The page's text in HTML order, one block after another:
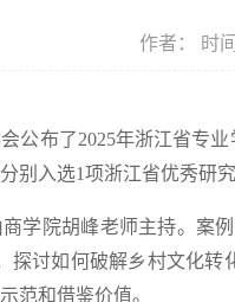
作者： 时
公布了2025年浙江省专
别入选1项浙江省优秀研
学院胡峰老师主持。案
讨如何破解乡村文化
范和借鉴价值。